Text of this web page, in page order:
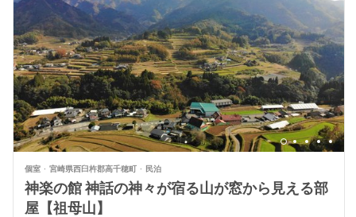
個室 宮崎県西臼杵郡高千穂町 民泊
神楽の館 神話の神々が宿る山が窓から見える部
屋【祖母山】